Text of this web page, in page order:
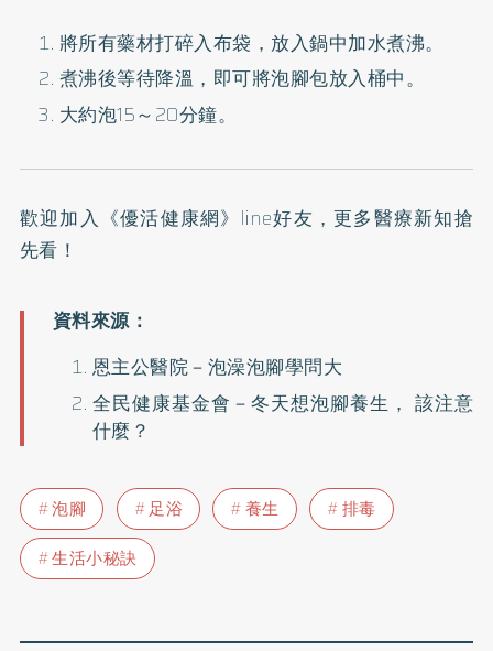
將所有藥材打碎入布袋，放入鍋中加水煮沸。
煮沸後等待降溫，即可將泡腳包放入桶中。
大約泡15～20分鐘。
歡迎加入 《優活健康網》line好友 ，更多醫療新知搶
先看！
恩主公醫院－泡澡泡腳學問大
全民健康基金會－冬天想泡腳養生， 該注意
什麼？
泡腳 足浴 養生
排毒
生活小秘訣